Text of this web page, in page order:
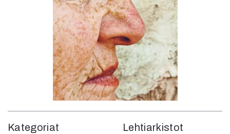
Kategoriat Lehtiarkistot